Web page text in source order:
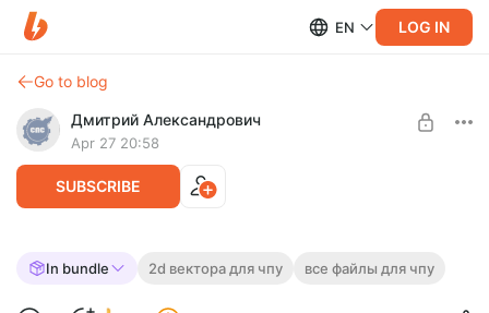
EN LOG IN
Go to blog
Дмитрий Александрович
Apr 27 20:58
SUBSCRIBE
Филенка со львами и
In bundle 2d вектора для чпу все файлы для чпу